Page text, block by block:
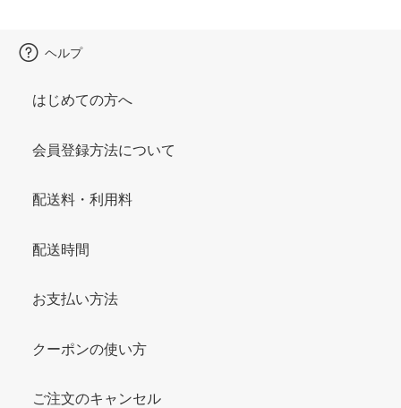
ヘルプ
はじめての方へ
会員登録方法について
配送料・利用料
配送時間
お支払い方法
クーポンの使い方
ご注文のキャンセル